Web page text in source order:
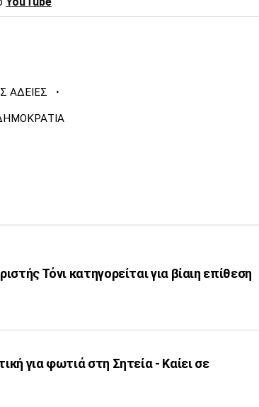
ΑΔΕΙΕΣ ·
Τόνι κατηγορείται για βίαιη επίθεση
για φωτιά στη Σητεία - Καίει σε